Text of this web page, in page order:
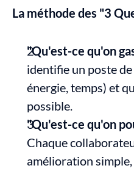
La méthode des "3
"Qu'est-ce qu'on
identifie un poste
énergie, temps) et
possible.
"Qu'est-ce qu'on
Chaque
amélioration